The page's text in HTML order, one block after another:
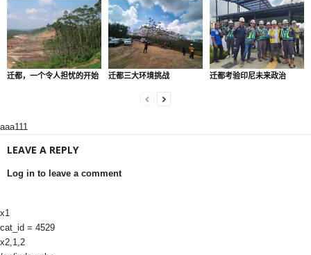
迁都，一个令人担忧的开始 迁都三大环境挑战 迁都考验印尼未来政治
aaa111
LEAVE A REPLY
Log in to leave a comment
x1
cat_id = 4529
x2,1,2